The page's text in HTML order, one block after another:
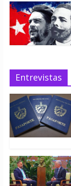
Entrevistas